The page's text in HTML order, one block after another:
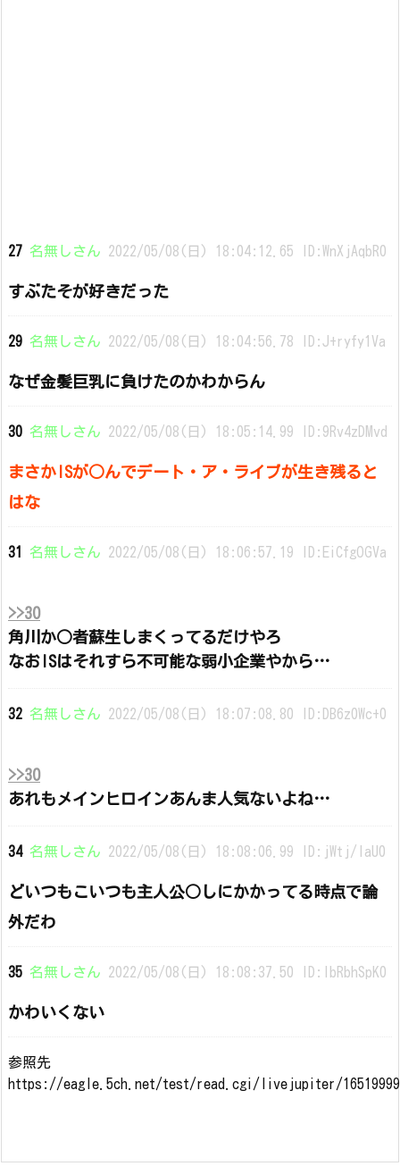
27 名無しさん 2022/05/08(日) 18:04:12.65 ID:WnXjAqbR0
すぶたそが好きだった
29 名無しさん 2022/05/08(日) 18:04:56.78 ID:J+ryfy1Va
なぜ金髪巨乳に負けたのかわからん
30 名無しさん 2022/05/08(日) 18:05:14.99 ID:9Rv4zDMvd
まさかISが○んでデート・ア・ライブが生き残ると
はな
31 名無しさん 2022/05/08(日) 18:06:57.19 ID:EiCfgOGVa
>>30
角川か○者蘇生しまくってるだけやろ
なおISはそれすら不可能な弱小企業やから…
32 名無しさん 2022/05/08(日) 18:07:08.80 ID:DB6z0Wc+0
>>30
あれもメインヒロインあんま人気ないよね…
34 名無しさん 2022/05/08(日) 18:08:06.99 ID:jWtj/IaU0
どいつもこいつも主人公○しにかかってる時点で論
外だわ
35 名無しさん 2022/05/08(日) 18:08:37.50 ID:IbRbhSpK0
かわいくない
参照先
https://eagle.5ch.net/test/read.cgi/livejupiter/